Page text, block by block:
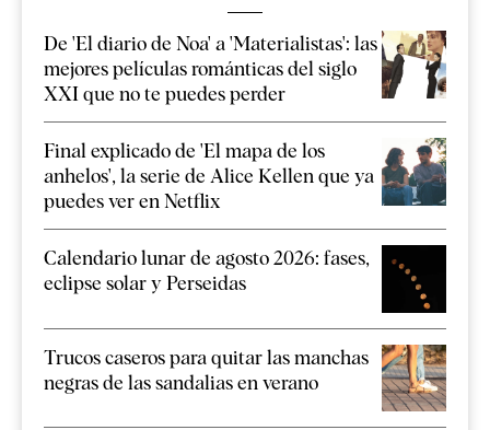
De 'El diario de Noa' a 'Materialistas': las
mejores películas románticas del siglo
XXI que no te puedes perder
Final explicado de 'El mapa de los
anhelos', la serie de Alice Kellen que ya
puedes ver en Netflix
Calendario lunar de agosto 2026: fases,
eclipse solar y Perseidas
Trucos caseros para quitar las manchas
negras de las sandalias en verano